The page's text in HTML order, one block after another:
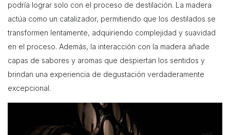
podría lograr solo con el proceso de destilación. La madera
actúa como un catalizador, permitiendo que los destilados se
transformen lentamente, adquiriendo complejidad y suavidad
en el proceso. Además, la interacción con la madera añade
capas de sabores y aromas que despiertan los sentidos y
brindan una experiencia de degustación verdaderamente
excepcional.